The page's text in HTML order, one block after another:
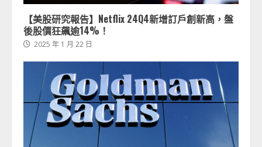
【美股研究報告】Netflix 24Q4新增訂戶創新高，盤
後股價狂飆逾14%！
2025 年 1 月 22 日